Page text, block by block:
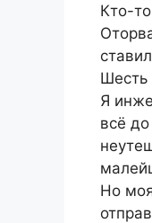
Кто-
Шесть
Я
всё
Но